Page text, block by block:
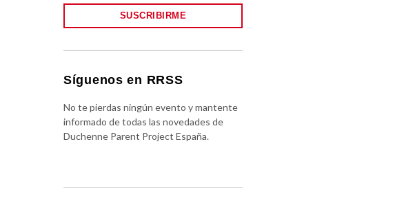
SUSCRIBIRME
Síguenos en RRSS
No te pierdas ningún evento y mantente
informado de todas las novedades de
Duchenne Parent Project España.